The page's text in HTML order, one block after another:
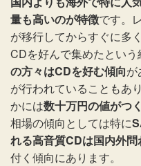
量も高いのが特徴です。
が移行してからすぐに多
CDを好んで集めたとい
の方々はCDを好む傾向が
が行われていることもあり
かには数十万円の値がつ
相場の傾向としては特に
れる高音質CDは国内外
付く傾向にあります。